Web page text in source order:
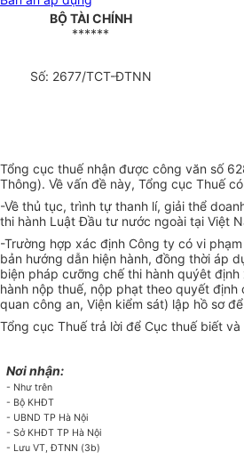
BỘ TÀI CHÍNH
******
Số: 2677/TCT-ĐTNN
Tổng cục thuế nhận được công văn số
Thông). Về vấn đề này, Tổng cục Thuế
-Về thủ tục, trình tự thanh lí, giải thể
thi hành Luật Đầu tư nước ngoài tại Việt
-Trường hợp xác định Công ty có vi
bản hướng dẫn hiện hành, đồng thời áp
biện pháp cưỡng chế thi hành quýêt
hành nộp thuế, nộp phạt theo quyết
quan công an, Viện kiểm sát) lập hồ sơ
Tổng cục Thuế trả lời để Cục thuế biết
Nơi nhận:
- Như trên
- Bộ KHĐT
- UBND TP Hà Nội
- Sở KHĐT TP Hà Nội
- Lưu VT, ĐTNN (3b)